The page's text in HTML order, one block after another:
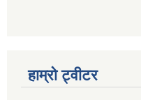
हाम्रो ट्वीटर